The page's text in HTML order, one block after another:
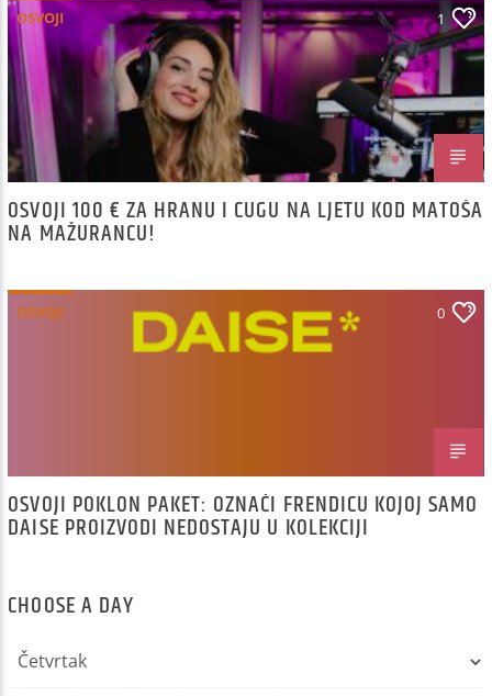
OSVOJI 1
OSVOJI 100 € ZA HRANU I CUGU NA LJETU KOD MATOŠA
NA MAŽURANCU!
OSVOJI 0
OSVOJI POKLON PAKET: OZNAČI FRENDICU KOJOJ SAMO
DAISE PROIZVODI NEDOSTAJU U KOLEKCIJI
CHOOSE A DAY